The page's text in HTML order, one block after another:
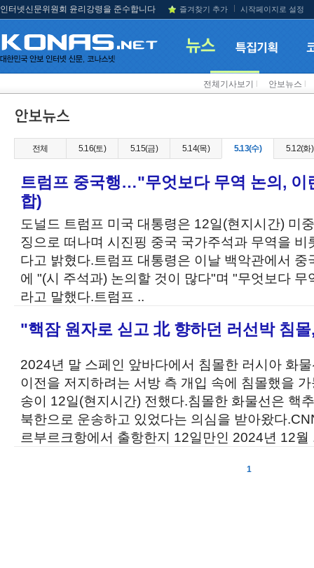
인터넷신문위원회 윤리강령을 준수합니다 즐겨찾기 추가 시작페이지로 설정
전체기사보기 안보뉴스
전체 5.16(토) 5.15(금) 5.14(목) 5.13(수) 5.12(화)
트럼프 중국행…"무엇보다 무역 논의, 이
합)
도널드 트럼프 미국 대통령은 12일(현지시간) 미
징으로 떠나며 시진핑 중국 국가주석과 무역을
다고 밝혔다.트럼프 대통령은 이날 백악관에서
에 "(시 주석과) 논의할 것이 많다"며 "무엇보다
라고 말했다.트럼프 ..
"핵잠 원자로 싣고 北 향하던 러선박 침
2024년 말 스페인 앞바다에서 침몰한 러시아 화
이전을 저지하려는 서방 측 개입 속에 침몰했을
송이 12일(현지시간) 전했다.침몰한 화물선은 핵
북한으로 운송하고 있었다는 의심을 받아왔다
르부르크항에서 출항한지 12일만인 2024년 12월
1